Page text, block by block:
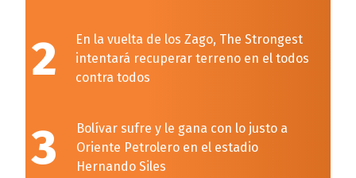
2
En la vuelta de los Zago, The Strongest
intentará recuperar terreno en el todos
contra todos
3
Bolívar sufre y le gana con lo justo a
Oriente Petrolero en el estadio
Hernando Siles